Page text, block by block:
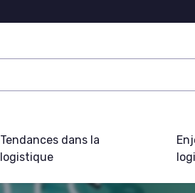
Tendances dans la
logistique